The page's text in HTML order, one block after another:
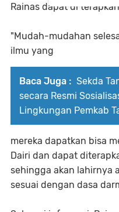
Rainas dapat di
"Mudah-mudahan
ilmu yang
Baca Juga : Sekda
secara Resmi
Lingkungan Pemkab
mereka dapatkan bisa
Dairi dan dapat
sehingga akan lahirnya
sesuai dengan dasa